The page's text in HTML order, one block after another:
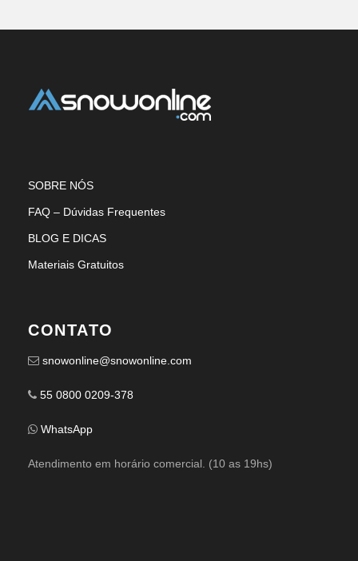
SOBRE NÓS
FAQ – Dúvidas Frequentes
BLOG E DICAS
Materiais Gratuitos
CONTATO
snowonline@snowonline.com
55 0800 0209-378
WhatsApp
Atendimento em horário comercial. (10 as 19hs)